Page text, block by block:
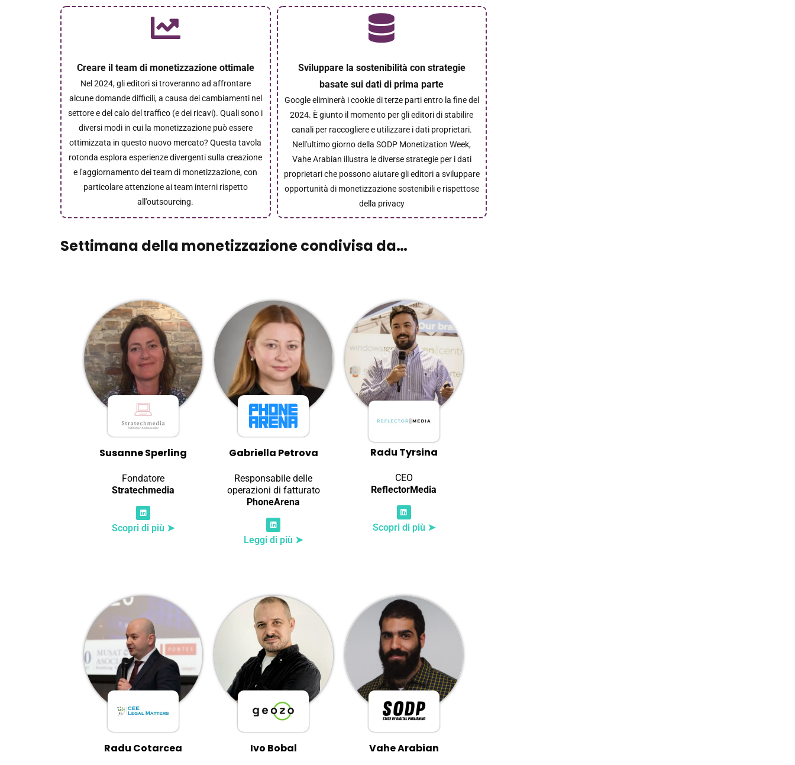
Creare il team di monetizzazione ottimale
Nel 2024, gli editori si troveranno ad affrontare
alcune domande difficili, a causa dei cambiamenti nel
settore e del calo del traffico (e dei ricavi). Quali sono i
diversi modi in cui la monetizzazione può essere
ottimizzata in questo nuovo mercato? Questa tavola
rotonda esplora esperienze divergenti sulla creazione
e l'aggiornamento dei team di monetizzazione, con
particolare attenzione ai team interni rispetto
all'outsourcing.
Sviluppare la sostenibilità con strategie
basate sui dati di prima parte
Google eliminerà i cookie di terze parti entro la fine del
2024. È giunto il momento per gli editori di stabilire
canali per raccogliere e utilizzare i dati proprietari.
Nell'ultimo giorno della SODP Monetization Week,
Vahe Arabian illustra le diverse strategie per i dati
proprietari che possono aiutare gli editori a sviluppare
opportunità di monetizzazione sostenibili e rispettose
della privacy
Settimana della monetizzazione condivisa da…
Susanne Sperling
Fondatore
Stratechmedia
Scopri di più ➤
Gabriella Petrova
Responsabile delle
operazioni di fatturato
PhoneArena
Leggi di più ➤
Radu Tyrsina
CEO
ReflectorMedia
Scopri di più ➤
Radu Cotarcea Ivo Bobal Vahe Arabian